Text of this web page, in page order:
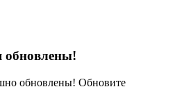
обновлены!
обновлены! Обновите